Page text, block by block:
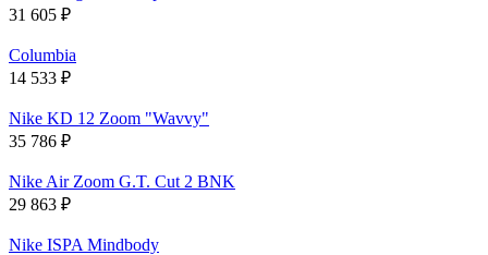
31 605 ₽
Columbia
14 533 ₽
Nike KD 12 Zoom "Wavvy"
35 786 ₽
Nike Air Zoom G.T. Cut 2 BNK
29 863 ₽
Nike ISPA Mindbody